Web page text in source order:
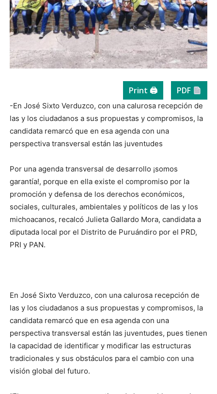
Print 🖨 PDF
-En José Sixto Verduzco, con una calurosa recepción de
las y los ciudadanos a sus propuestas y compromisos, la
candidata remarcó que en esa agenda con una
perspectiva transversal están las juventudes
Por una agenda transversal de desarrollo ¡somos
garantía!, porque en ella existe el compromiso por la
promoción y defensa de los derechos económicos,
sociales, culturales, ambientales y políticos de las y los
michoacanos, recalcó Julieta Gallardo Mora, candidata a
diputada local por el Distrito de Puruándiro por el PRD,
PRI y PAN.
En José Sixto Verduzco, con una calurosa recepción de
las y los ciudadanos a sus propuestas y compromisos, la
candidata remarcó que en esa agenda con una
perspectiva transversal están las juventudes, pues tienen
la capacidad de identificar y modificar las estructuras
tradicionales y sus obstáculos para el cambio con una
visión global del futuro.